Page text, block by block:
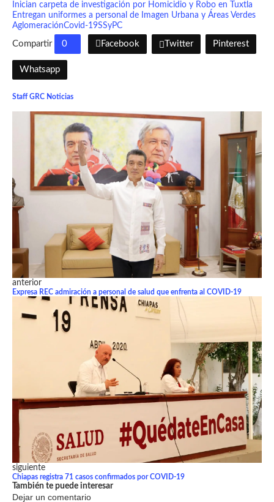
Inician carpeta de investigación por Homicidio y Robo en Tuxtla
Entregan uniformes a personal de Imagen Urbana y Áreas Verdes
AglomeraciónCovid-19SSyPC
Compartir 0 Facebook Twitter Pinterest
Whatsapp
Staff GRC Noticias
anterior
Expresa REC admiración a personal de salud que enfrenta al COVID-19
siguiente
Chiapas registra 71 casos confirmados por COVID-19
También te puede interesar
Dejar un comentario